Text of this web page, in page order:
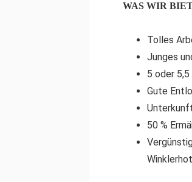
WAS WIR
Tolles
Junges
5 oder
Gute
50 %